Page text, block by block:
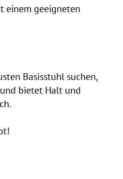
einem geeigneten
Basisstuhl suchen,
bietet Halt und